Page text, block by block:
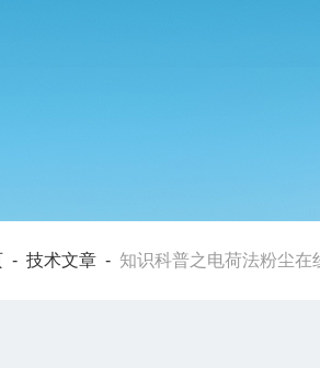
- 技术文章 - 知识科普之电荷法粉尘在